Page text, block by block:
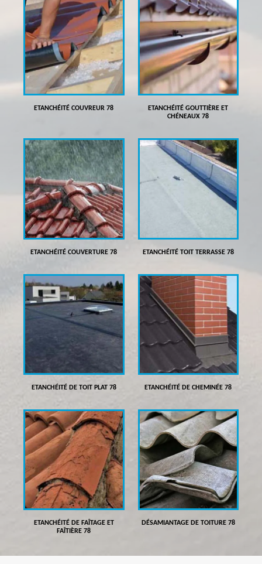
ETANCHÉITÉ COUVREUR 78
ETANCHÉITÉ GOUTTIÈRE ET
CHÉNEAUX 78
ETANCHÉITÉ COUVERTURE 78 ETANCHÉITÉ TOIT TERRASSE 78
ETANCHÉITÉ DE TOIT PLAT 78 ETANCHÉITÉ DE CHEMINÉE 78
ETANCHÉITÉ DE FAÎTAGE ET
FAÎTIÈRE 78
DÉSAMIANTAGE DE TOITURE 78